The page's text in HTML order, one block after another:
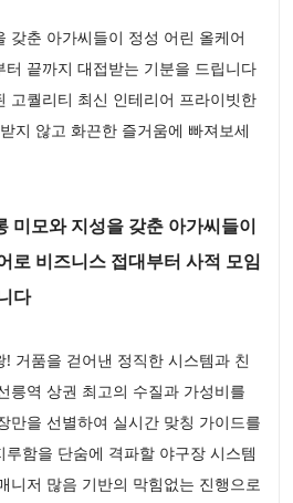
갖춘 아가씨들이 정성 어린 올케어
끝까지 대접받는 기분을 드립니다
고퀄리티 최신 인테리어 프라이빗한
지 않고 화끈한 즐거움에 빠져보세
미모와 지성을 갖춘 아가씨들이
로 비즈니스 접대부터 사적 모임
다
거품을 걷어낸 정직한 시스템과 친
릉역 상권 최고의 수질과 가성비를
만을 선별하여 실시간 맞칭 가이드를
함을 단숨에 격파할 야구장 시스템
니저 많음 기반의 막힘없는 진행으로